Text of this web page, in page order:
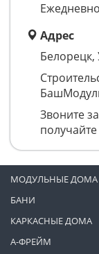
Адрес
Звоните
МОДУЛЬНЫЕ ДОМА
БАНИ
КАРКАСНЫЕ ДОМА
А-ФРЕЙМ